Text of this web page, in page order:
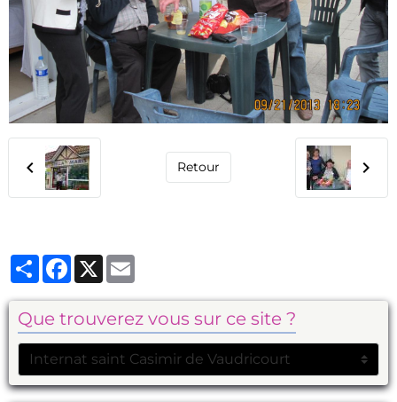
Retour
PartagerFacebook
X
Que trouverez vous sur ce site ?